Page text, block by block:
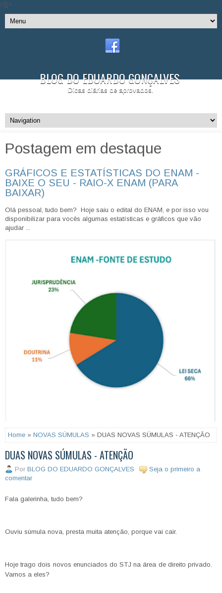
//]]>
BLOG DO EDUARDO GONÇALVES
Dicas diárias de aprovados.
Postagem em destaque
GRÁFICOS E ESTATÍSTICAS DO ENAM -
BAIXE O SEU - RAIO-X ENAM (PARA
BAIXAR)
Olá pessoal, tudo bem? Hoje saiu o edital do ENAM, e por isso vou
disponibilizar para vocês algumas estatísticas e gráficos que vão
ajudar ...
Home » NOVAS SÚMULAS » DUAS NOVAS SÚMULAS - ATENÇÃO
DUAS NOVAS SÚMULAS - ATENÇÃO
Por BLOG DO EDUARDO GONÇALVES
Seja o primeiro a
comentar
Fala galerinha, tudo bem?
Ouviu súmula nova, presta muita atenção, porque vai cair.
Hoje trago dois novos enunciados do STJ na área de direito privado.
Vamos a eles?